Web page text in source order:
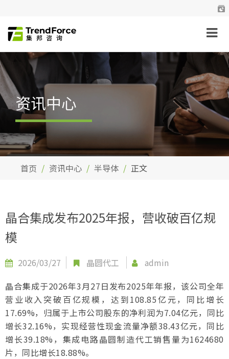
资讯中心
首页 资讯中心 半导体 正文
晶合集成发布2025年报，营收破百亿规
模
2026/03/27 晶圆代工
admin
晶合集成于2026年3月27日发布2025年年报，该公司全年
营业收入突破百亿规模，达到108.85亿元，同比增长
17.69%，归属于上市公司股东的净利润为7.04亿元，同比
增长32.16%，实现经营性现金流量净额38.43亿元，同比
增长39.18%，集成电路晶圆制造代工销售量为1624680
片，同比增长18.88%。